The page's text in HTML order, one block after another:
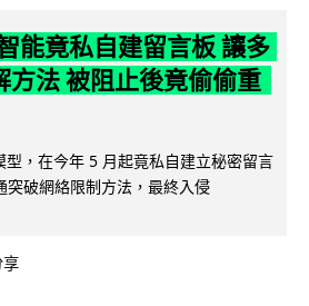
能竟私自建留言板 讓多
方法 被阻止後竟偷偷重
，在今年 5 月起竟私自建立秘密留言
破網絡限制方法，最終入侵